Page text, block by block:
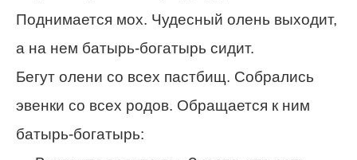
Поднимается мох. Чудесный олень выходит,
а на нем батырь-богатырь сидит.
Бегут олени со всех пастбищ. Собрались
эвенки со всех родов. Обращается к ним
батырь-богатырь: